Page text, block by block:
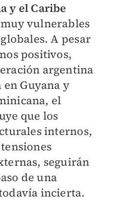
y el Caribe
vulnerables
A pesar
positivos,
argentina
Guyana y
el
que los
internos,
seguirán
de una
incierta.